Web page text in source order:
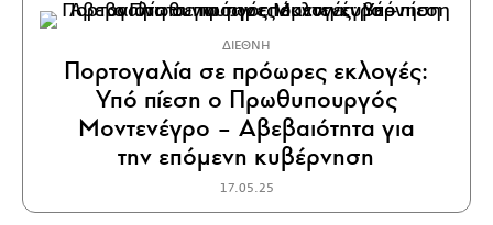
ΔΙΕΘΝΗ
Πορτογαλία σε πρόωρες εκλογές:
Υπό πίεση ο Πρωθυπουργός
Μοντενέγρο – Αβεβαιότητα για
την επόμενη κυβέρνηση
17.05.25